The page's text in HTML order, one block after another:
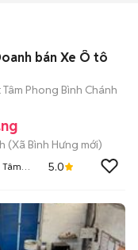
bán Xe Ô tô
Phong Bình Chánh
(Xã Bình Hưng mới)
5.0